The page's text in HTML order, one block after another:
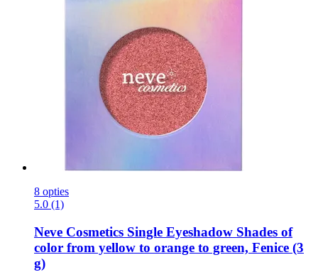
8 opties
5.0 (1)
Neve Cosmetics Single Eyeshadow Shades of
color from yellow to orange to green, Fenice (3
g)